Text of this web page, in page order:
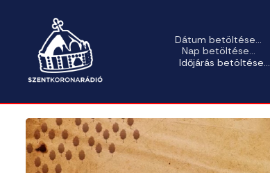
Dátum betöltése...
Nap betöltése...
Időjárás betöltése...